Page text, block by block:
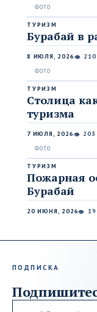
ТУРИЗМ
Бурабай в
8 ИЮЛЯ, 2026👁 210
ТУРИЗМ
Столица
туризма
7 ИЮЛЯ, 2026👁 203
ТУРИЗМ
Пожарная
Бурабай
20 ИЮНЯ, 2026👁
ПОДПИСКА